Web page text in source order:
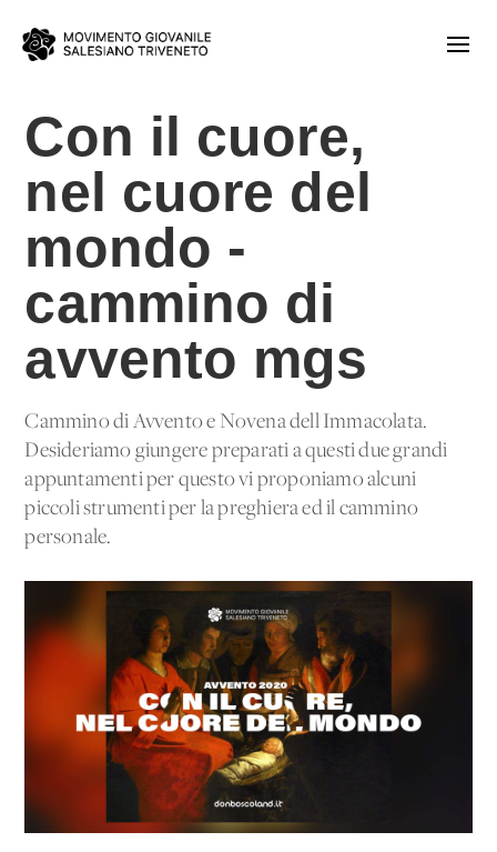
Con il cuore,
nel cuore del
mondo -
cammino di
avvento mgs
Cammino di Avvento e Novena dell'Immacolata.
Desideriamo giungere preparati a questi due grandi
appuntamenti per questo vi proponiamo alcuni
piccoli strumenti per la preghiera ed il cammino
personale.